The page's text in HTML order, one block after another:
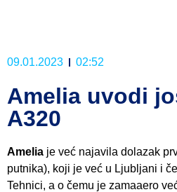
09.01.2023 02:52
Amelia uvodi
A320
Amelia je već najavila dolazak
putnika), koji je već u Ljubljani i
Tehnici, a o čemu je zamaaero